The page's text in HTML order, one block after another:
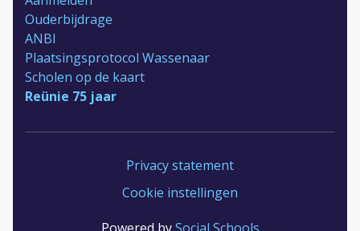
Ouderbijdrage
ANBI
Plaatsingsprotocol Wassenaar
Scholen op de kaart
Reünie 75 jaar
Privacy statement
Cookie instellingen